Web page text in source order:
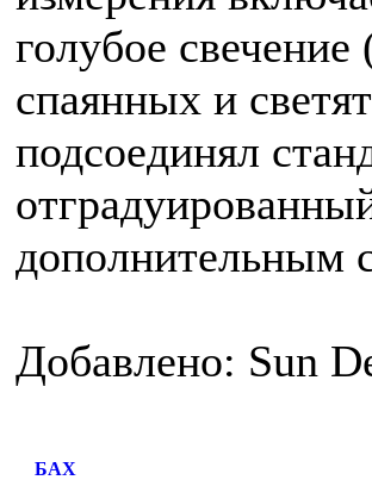
голубое
спаянных и
подсоединял
дополнительным
Добавлено: Sun
БАХ